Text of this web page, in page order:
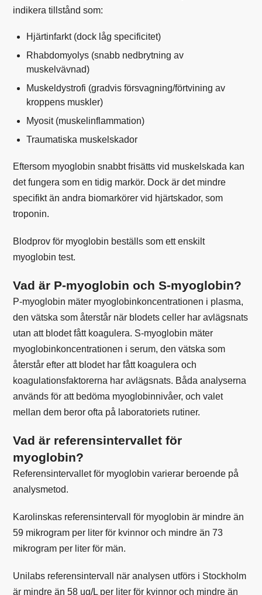
indikera tillstånd som:
Hjärtinfarkt (dock låg specificitet)
Rhabdomyolys (snabb nedbrytning av
muskelvävnad)
Muskeldystrofi (gradvis försvagning/förtvining av
kroppens muskler)
Myosit (muskelinflammation)
Traumatiska muskelskador
Eftersom myoglobin snabbt frisätts vid muskelskada kan
det fungera som en tidig markör. Dock är det mindre
specifikt än andra biomarkörer vid hjärtskador, som
troponin.
Blodprov för myoglobin beställs som ett enskilt
myoglobin test.
Vad är P-myoglobin och S-myoglobin?
P-myoglobin mäter myoglobinkoncentrationen i plasma,
den vätska som återstår när blodets celler har avlägsnats
utan att blodet fått koagulera. S-myoglobin mäter
myoglobinkoncentrationen i serum, den vätska som
återstår efter att blodet har fått koagulera och
koagulationsfaktorerna har avlägsnats. Båda analyserna
används för att bedöma myoglobinnivåer, och valet
mellan dem beror ofta på laboratoriets rutiner.
Vad är referensintervallet för
myoglobin?
Referensintervallet för myoglobin varierar beroende på
analysmetod.
Karolinskas referensintervall för myoglobin är mindre än
59 mikrogram per liter för kvinnor och mindre än 73
mikrogram per liter för män.
Unilabs referensintervall när analysen utförs i Stockholm
är mindre än 58 ug/L per liter för kvinnor och mindre än